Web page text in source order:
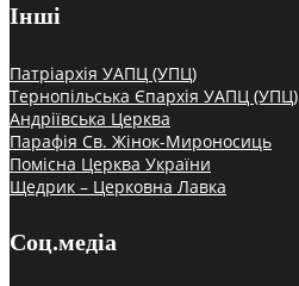
Інші
Патріархія УАПЦ (УПЦ)
Тернопільська Єпархія УАПЦ (УПЦ)
Андріївська Церква
Парафія Св. Жінок-Мироносиць
Помісна Церква України
Щедрик – Церковна Лавка
Соц.медіа